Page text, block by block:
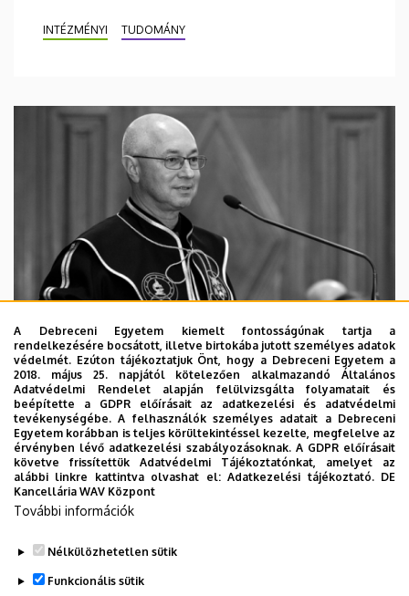
INTÉZMÉNYI TUDOMÁNY
2026. augusztus 5.
Díszdoktorát gyászolja a Debreceni
Egyetem
INTÉZMÉNYI TTK TUDOMÁNY
A Debreceni Egyetem kiemelt fontosságúnak tartja a
rendelkezésére bocsátott, illetve birtokába jutott személyes adatok
védelmét. Ezúton tájékoztatjuk Önt, hogy a Debreceni Egyetem a
2018. május 25. napjától kötelezően alkalmazandó Általános
Adatvédelmi Rendelet alapján felülvizsgálta folyamatait és
beépítette a GDPR előírásait az adatkezelési és adatvédelmi
tevékenységébe. A felhasználók személyes adatait a Debreceni
Egyetem korábban is teljes körültekintéssel kezelte, megfelelve az
érvényben lévő adatkezelési szabályozásoknak. A GDPR előírásait
követve frissítettük Adatvédelmi Tájékoztatónkat, amelyet az
alábbi linkre kattintva olvashat el:Adatkezelési tájékoztató. DE
Kancellária WAV Központ
További információk
Nélkülözhetetlen sütik
Funkcionális sütik